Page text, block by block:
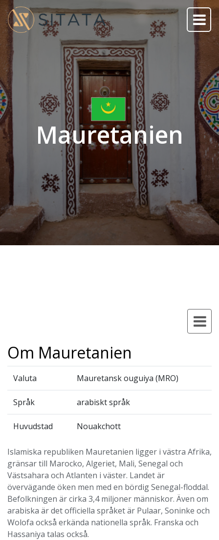
Mauretanien
Om Mauretanien
Valuta Mauretansk ouguiya (MRO)
Språk arabiskt språk
Huvudstad Nouakchott
Islamiska republiken Mauretanien ligger i västra Afrika,
gränsar till Marocko, Algeriet, Mali, Senegal och
Västsahara och Atlanten i väster. Landet är
övervägande öken men med en bördig Senegal-floddal.
Befolkningen är cirka 3,4 miljoner människor. Även om
arabiska är det officiella språket är Pulaar, Soninke och
Wolofa också erkända nationella språk. Franska och
Hassaniya talas också.